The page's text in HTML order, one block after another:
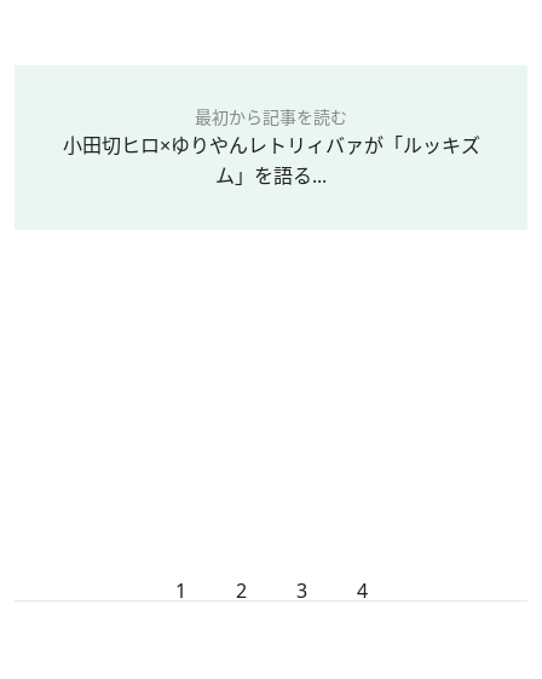
最初から記事を読む
小田切ヒロ×ゆりやんレトリィバァが「ルッキズ
ム」を語る...
1 2 3 4